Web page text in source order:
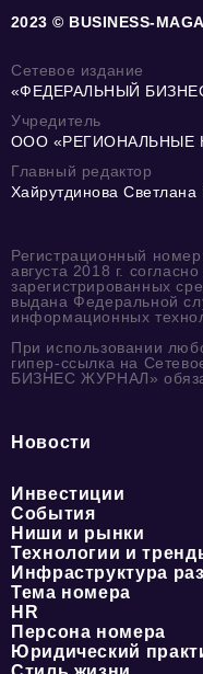
2023 © BUSINESS-
Сетевое издание
«ФЕДЕРАЛЬНЫЙ
Учредитель
ООО «РЕГИОНАЛЬНЫЕ
Главный редактор
Хайрутдинова
Регистрационный
августа 2018 г.
зарегистрированных
выдана Федеральной
информационных
При использовании
гипер-ссылка на
БИЗНЕС ЖУРНАЛ»
Новости
Инвестиции
События
Ниши и рынки
Технологии и
Инфраструктура
Тема номера
HR
Персона номера
Юридический